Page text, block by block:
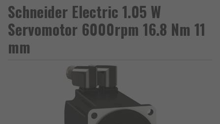
Schneider Electric 1.05 W
Servomotor 6000rpm 16.8 Nm 11
mm